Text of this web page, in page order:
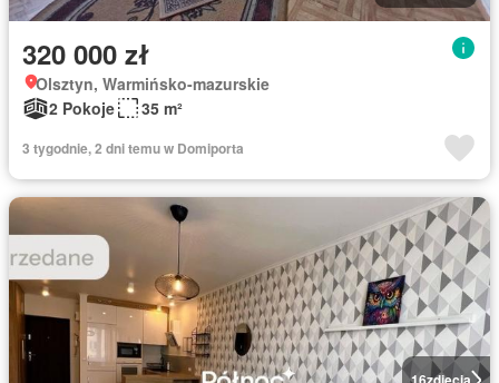
320 000 zł
Olsztyn, Warmińsko-mazurskie
2 Pokoje
35 m²
3 tygodnie, 2 dni temu w Domiporta